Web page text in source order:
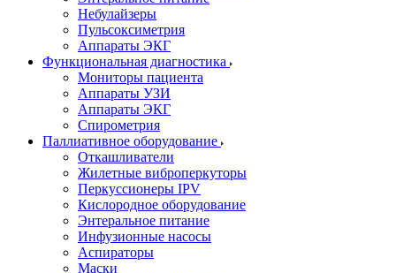
Небулайзеры
Пульсоксиметрия
Аппараты ЭКГ
Функциональная диагностика
Мониторы пациента
Аппараты УЗИ
Аппараты ЭКГ
Спирометрия
Паллиативное оборудование
Откашливатели
Жилетные виброперкуторы
Перкуссионеры IPV
Кислородное оборудование
Энтеральное питание
Инфузионные насосы
Аспираторы
Маски